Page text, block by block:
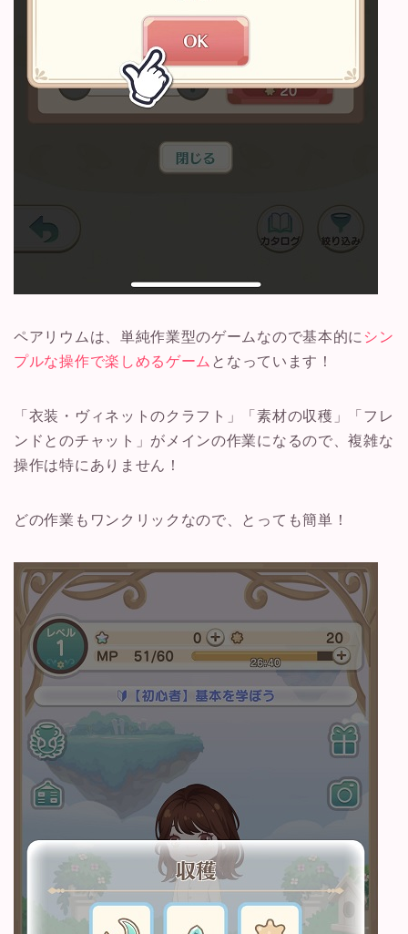
ペアリウムは、単純作業型のゲームなので基本的に シン
プルな操作で楽しめるゲーム となっています！
「衣装・ヴィネットのクラフト」「素材の収穫」「フレ
ンドとのチャット」がメインの作業になるので、複雑な
操作は特にありません！
どの作業もワンクリックなので、とっても簡単！